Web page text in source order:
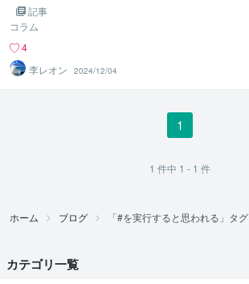
記事
コラム
4
李レオン
2024/12/04
1
1 件中 1 - 1 件
ホーム ブログ 「#を実行すると思われる」タグ
カテゴリ一覧